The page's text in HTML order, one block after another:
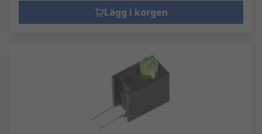
Lägg i korgen